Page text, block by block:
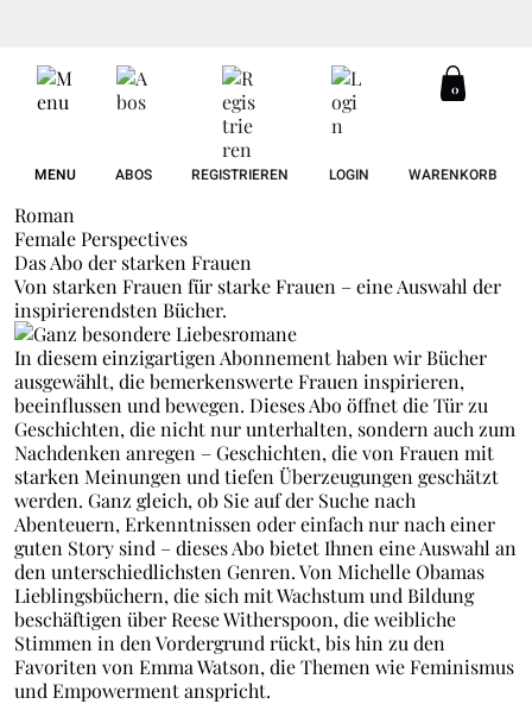
MENU ABOS REGISTRIEREN LOGIN
0
WARENKORB
Roman
Female Perspectives
Das Abo der starken Frauen
Von starken Frauen für starke Frauen – eine Auswahl der
inspirierendsten Bücher.
In diesem einzigartigen Abonnement haben wir Bücher
ausgewählt, die bemerkenswerte Frauen inspirieren,
beeinflussen und bewegen. Dieses Abo öffnet die Tür zu
Geschichten, die nicht nur unterhalten, sondern auch zum
Nachdenken anregen – Geschichten, die von Frauen mit
starken Meinungen und tiefen Überzeugungen geschätzt
werden. Ganz gleich, ob Sie auf der Suche nach
Abenteuern, Erkenntnissen oder einfach nur nach einer
guten Story sind – dieses Abo bietet Ihnen eine Auswahl an
den unterschiedlichsten Genren. Von Michelle Obamas
Lieblingsbüchern, die sich mit Wachstum und Bildung
beschäftigen über Reese Witherspoon, die weibliche
Stimmen in den Vordergrund rückt, bis hin zu den
Favoriten von Emma Watson, die Themen wie Feminismus
und Empowerment anspricht.